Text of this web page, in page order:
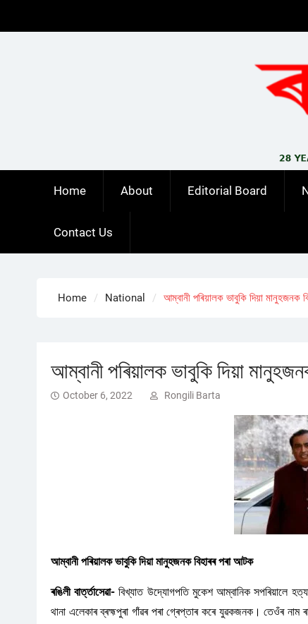
Home About Editorial Board
Contact Us
Home National আম্বানী পৰিয়ালক ভাবুকি দিয়া মানুহজনক
আম্বানী পৰিয়ালক ভাবুকি দিয়া
October 6, 2022 Rongili Barta
আম্বানী পৰিয়ালক ভাবুকি দিয়া মানুহজনক বিহাৰৰ পৰা আটক
ৰঙিলী বাৰ্ত্তাসেৱা- বিখ্যাত উদ্যোগপতি মুকেশ আম্বানিক সপৰিয়ালে
থানা এলেকাৰ ব্ৰহ্মপুৰা গাঁৱৰ পৰা গ্ৰেপ্তাৰ কৰে যুৱকজনক। তেওঁৰ